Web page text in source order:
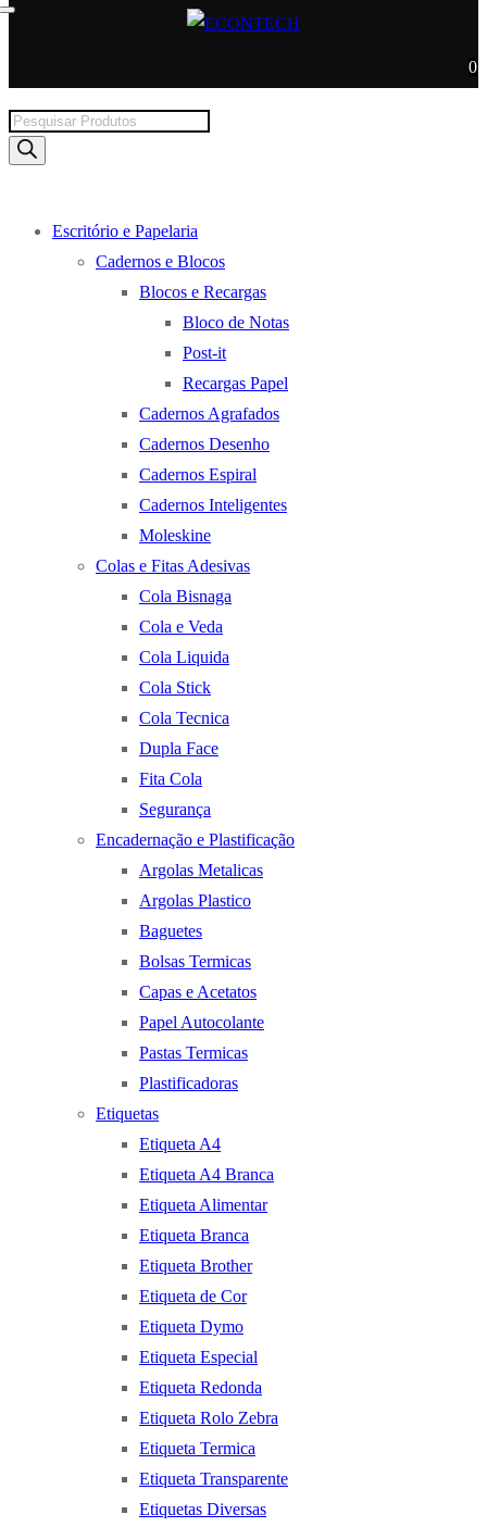
0
Products
search
Escritório e Papelaria
Cadernos e Blocos
Blocos e Recargas
Bloco de Notas
Post-it
Recargas Papel
Cadernos Agrafados
Cadernos Desenho
Cadernos Espiral
Cadernos Inteligentes
Moleskine
Colas e Fitas Adesivas
Cola Bisnaga
Cola e Veda
Cola Liquida
Cola Stick
Cola Tecnica
Dupla Face
Fita Cola
Segurança
Encadernação e Plastificação
Argolas Metalicas
Argolas Plastico
Baguetes
Bolsas Termicas
Capas e Acetatos
Papel Autocolante
Pastas Termicas
Plastificadoras
Etiquetas
Etiqueta A4
Etiqueta A4 Branca
Etiqueta Alimentar
Etiqueta Branca
Etiqueta Brother
Etiqueta de Cor
Etiqueta Dymo
Etiqueta Especial
Etiqueta Redonda
Etiqueta Rolo Zebra
Etiqueta Termica
Etiqueta Transparente
Etiquetas Diversas